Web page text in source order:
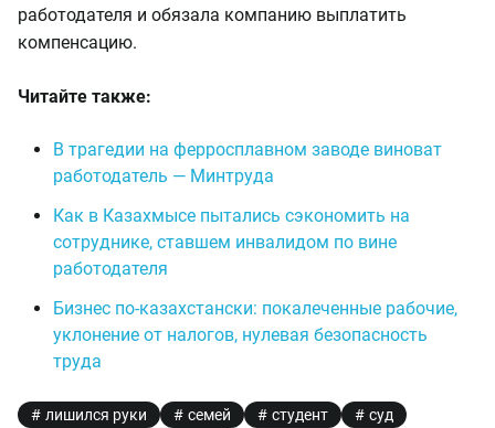
работодателя и обязала компанию выплатить
компенсацию.
Читайте также:
В трагедии на ферросплавном заводе виноват
работодатель — Минтруда
Как в Казахмысе пытались сэкономить на
сотруднике, ставшем инвалидом по вине
работодателя
Бизнес по-казахстански: покалеченные рабочие,
уклонение от налогов, нулевая безопасность
труда
лишился руки семей студент
суд